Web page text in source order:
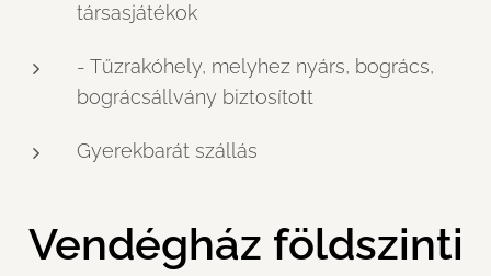
társasjátékok
- Tűzrakóhely, melyhez nyárs, bogrács,
bográcsállvány biztosított
Gyerekbarát szállás
Vendégház földszinti